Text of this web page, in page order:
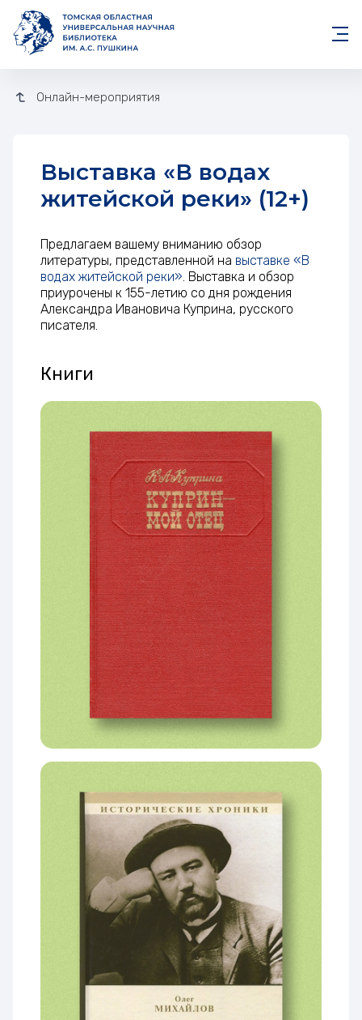
Онлайн-мероприятия
Выставка «В водах
житейской реки» (12+)
Предлагаем вашему вниманию обзор
литературы, представленной на выставке «В
водах житейской реки». Выставка и обзор
приурочены к 155-летию со дня рождения
Александра Ивановича Куприна, русского
писателя.
Книги